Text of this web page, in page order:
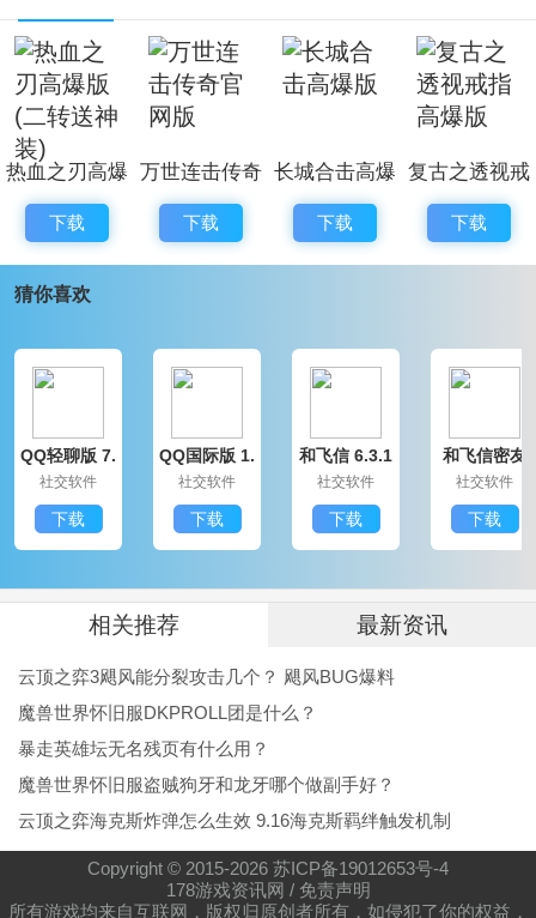
龙鳞火龙复古传奇高爆版点评
龙鳞火龙复古传奇高爆版游戏装备全靠自己打，复古戒
指，麻醉特效，感受前所未有的游戏快感，各种各样的
游戏欢乐都有，趣味多多，超级好玩的游戏感受，攻沙
的玩法完美复刻，打造最爽的游戏感受。
热血之刃高爆
版(二转送神
装)
下载
万世连击传奇
官网版
下载
长城合击高爆
版
下载
复古之透视戒
指高爆版
下载
猜你喜欢
QQ轻聊版 7.
9.14314.0
社交软件
下载
QQ国际版 1.
91.1370.0
社交软件
下载
和飞信 6.3.1
200
社交软件
下载
和飞信密友
圈版 6.3.120
社交软件
下载
相关推荐 最新资讯
云顶之弈3飓风能分裂攻击几个？ 飓风BUG爆料
魔兽世界怀旧服DKPROLL团是什么？
暴走英雄坛无名残页有什么用？
魔兽世界怀旧服盗贼狗牙和龙牙哪个做副手好？
云顶之弈海克斯炸弹怎么生效 9.16海克斯羁绊触发机制
Copyright © 2015-2026 苏ICP备19012653号-4
178游戏资讯网 / 免责声明
所有游戏均来自互联网，版权归原创者所有，如侵犯了你的权益，